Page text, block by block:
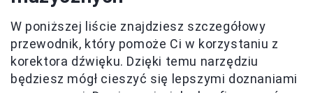
W poniższej liście znajdziesz szczegółowy
przewodnik, który pomoże Ci w korzystaniu z
korektora dźwięku. Dzięki temu narzędziu
będziesz mógł cieszyć się lepszymi doznaniami